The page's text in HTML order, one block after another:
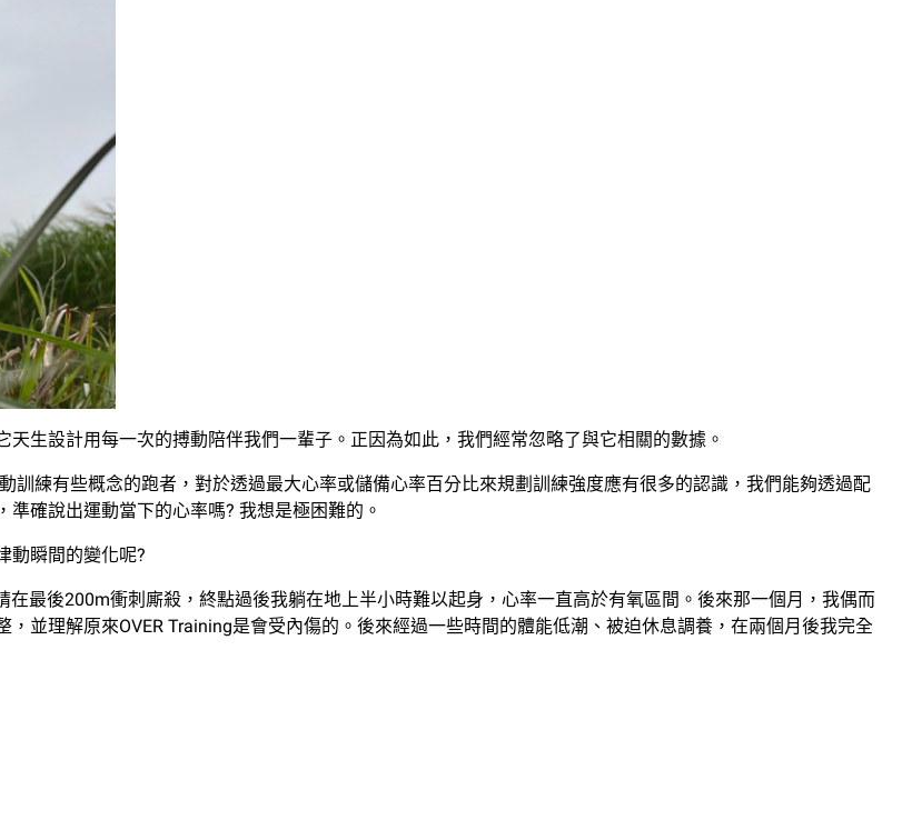
生設計用每一次的搏動陪伴我們一輩子。正因為如此，我們經常忽略了與它相關的數據。
訓練有些概念的跑者，對於透過最大心率或儲備心率百分比來規劃訓練強度應有很多的認識，我們能夠透過配
確說出運動當下的心率嗎? 我想是極困難的。
動瞬間的變化呢?
最後200m衝刺廝殺，終點過後我躺在地上半小時難以起身，心率一直高於有氧區間。後來那一個月，我偶而
並理解原來OVER Training是會受內傷的。後來經過一些時間的體能低潮、被迫休息調養，在兩個月後我完全